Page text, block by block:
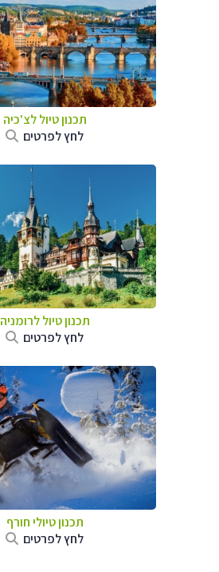
תכנון טיול לצ'כיה
לחץ לפרטים
תכנון טיול לרומניה
לחץ לפרטים
תכנון טיולי חורף
לחץ לפרטים